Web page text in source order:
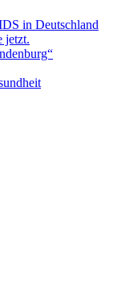
in Deutschland
jetzt.